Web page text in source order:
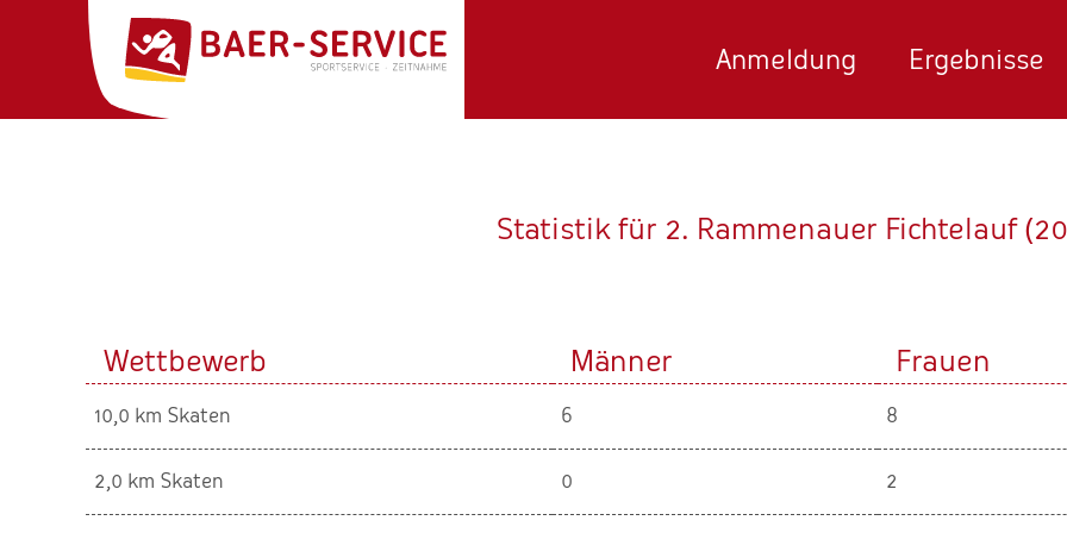
Anmeldung Ergebnisse
Statistik für 2. Rammenauer Fichtelauf
Wettbewerb Männer Frauen
10,0 km Skaten 6 8
2,0 km Skaten 0 2